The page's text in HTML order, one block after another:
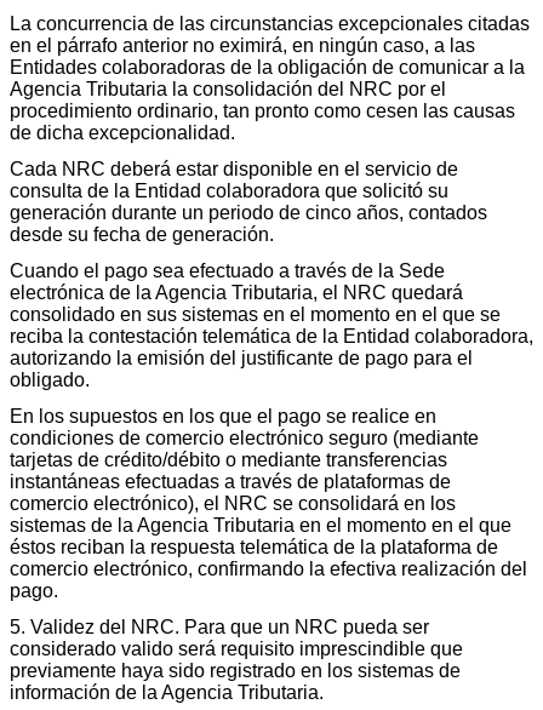
La concurrencia de las circunstancias excepcionales citadas
en el párrafo anterior no eximirá, en ningún caso, a las
Entidades colaboradoras de la obligación de comunicar a la
Agencia Tributaria la consolidación del NRC por el
procedimiento ordinario, tan pronto como cesen las causas
de dicha excepcionalidad.
Cada NRC deberá estar disponible en el servicio de
consulta de la Entidad colaboradora que solicitó su
generación durante un periodo de cinco años, contados
desde su fecha de generación.
Cuando el pago sea efectuado a través de la Sede
electrónica de la Agencia Tributaria, el NRC quedará
consolidado en sus sistemas en el momento en el que se
reciba la contestación telemática de la Entidad colaboradora,
autorizando la emisión del justificante de pago para el
obligado.
En los supuestos en los que el pago se realice en
condiciones de comercio electrónico seguro (mediante
tarjetas de crédito/débito o mediante transferencias
instantáneas efectuadas a través de plataformas de
comercio electrónico), el NRC se consolidará en los
sistemas de la Agencia Tributaria en el momento en el que
éstos reciban la respuesta telemática de la plataforma de
comercio electrónico, confirmando la efectiva realización del
pago.
5. Validez del NRC. Para que un NRC pueda ser
considerado valido será requisito imprescindible que
previamente haya sido registrado en los sistemas de
información de la Agencia Tributaria.